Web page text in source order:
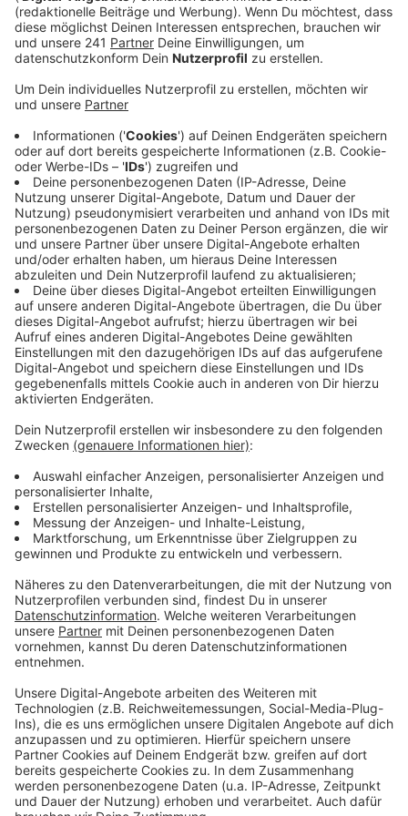
Entscheidungen an, heute Abend bei der Sitzung
des Stadtrats in Bonn. Es sind mit Sicherheit die
beiden größten Themen heute Abend im Bonner
Stadtrat.
Anzeige
Es geht auch um die Zukunft der Bonner
Oper
Anzeige
Die FDP hat eine große Anfrage gestellt: Wie geht es
weiter mit den Bonner Bühnen? Geplant war ja, die
Bonner Oper und auch das Schauspielhaus aus Bad
Godesberg ins Gewerbegebiet nach Beuel zu verlegen.
Und natürlich ist auch die Nordbrücke Thema heute
Maßnahmen vorgeschlagen – zum Beispiel, dass Bus-
und Bahnfahren bis Ende Juni kostenlos sein könnte.
Auch Ideen für weitere Park-and-Ride-Parkplätze
stehen im Raum und ob auf der Adenauerallee nicht
werden könnten.
Anzeige
Anzeige